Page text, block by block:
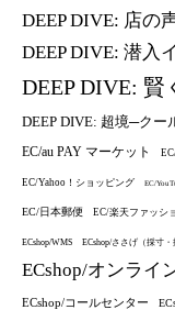
DEEP DIVE: 店の
DEEP DIVE: 潜入
DEEP DIVE:
DEEP DIVE: 超境─クー
EC/au PAY マーケット
EC/Yahoo！ショッピング EC/
EC/日本郵便 EC/楽天ファッシ
ECshop/WMS ECshop/ささげ（採寸・
ECshop/オンライ
ECshop/コールセンター